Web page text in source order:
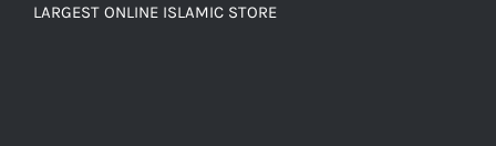
LARGEST ONLINE ISLAMIC STORE